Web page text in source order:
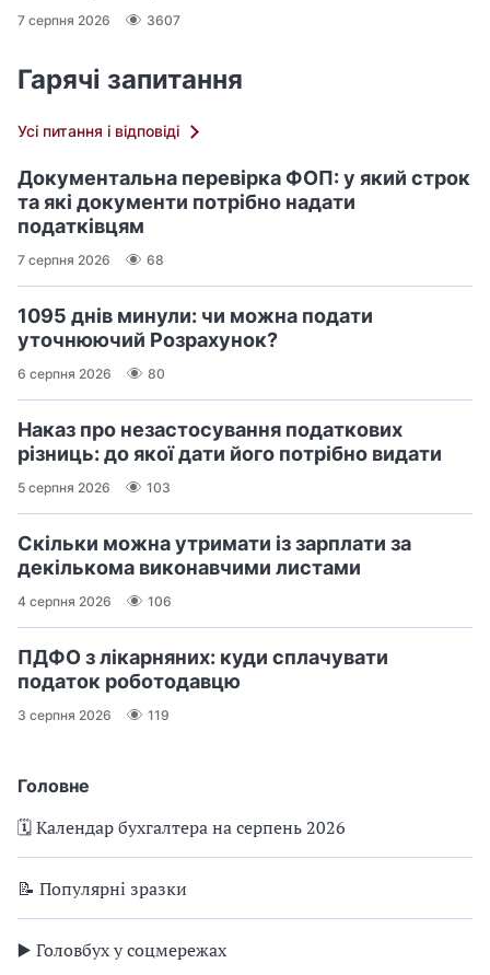
Головне
🗓️ Календар бухгалтера на серпень 2026
📝 Популярні зразки
▶️ Головбух у соцмережах
7 серпня 2026 3607
Гарячі запитання
Усі питання і відповіді
Документальна перевірка ФОП: у який строк
та які документи потрібно надати
податківцям
7 серпня 2026 68
1095 днів минули: чи можна подати
уточнюючий Розрахунок?
6 серпня 2026 80
Наказ про незастосування податкових
різниць: до якої дати його потрібно видати
5 серпня 2026 103
Скільки можна утримати із зарплати за
декількома виконавчими листами
4 серпня 2026 106
ПДФО з лікарняних: куди сплачувати
податок роботодавцю
3 серпня 2026 119